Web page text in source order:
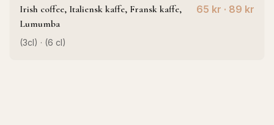
Irish coffee, Italiensk kaffe, Fransk kaffe,
Lumumba
65 kr · 89 kr
(3cl) · (6 cl)